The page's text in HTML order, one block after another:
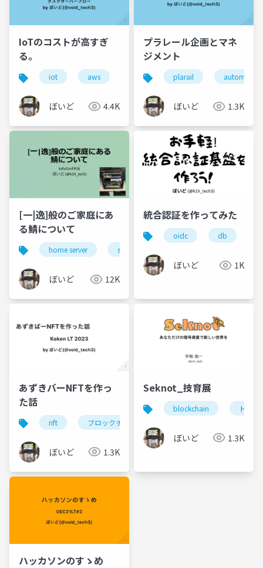
IoTのコストが高すぎ
る。
iot aws ambient mdash
ぼいど 4.4K
プラレール企画とマネ
ジメント
plarail automation
ぼいど 1.3K
[一|逸]般のご家庭にあ
る鯖について
home server server operation
ぼいど 12K
統合認証を作ってみた
oidc db
ぼいど 1K
あずきバーNFTを作っ
た話
nft ブロックチェーン
ぼいど 1.3K
Seknot_技育展
blockchain トーク
ぼいど 1.3K
ハッカソンのすゝめ